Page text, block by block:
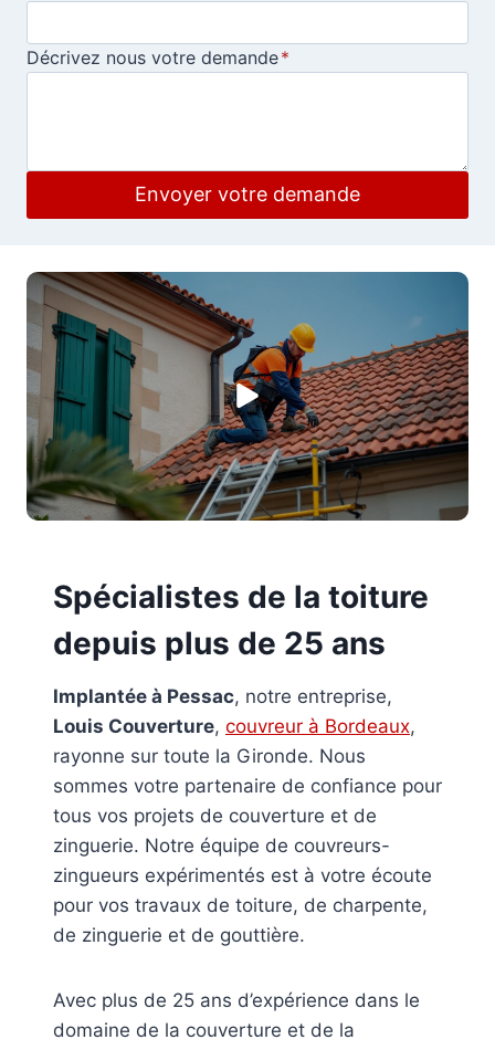
Décrivez nous votre demande*
Envoyer votre demande
Spécialistes de la toiture
depuis plus de 25 ans
Implantée à Pessac, notre entreprise,
Louis Couverture, couvreur à Bordeaux,
rayonne sur toute la Gironde. Nous
sommes votre partenaire de confiance pour
tous vos projets de couverture et de
zinguerie. Notre équipe de couvreurs-
zingueurs expérimentés est à votre écoute
pour vos travaux de toiture, de charpente,
de zinguerie et de gouttière.
Avec plus de 25 ans d’expérience dans le
domaine de la couverture et de la